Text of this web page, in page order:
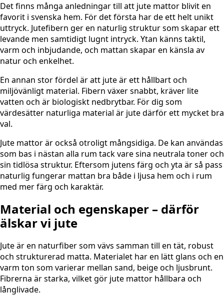
Det finns många anledningar till att jute mattor blivit en
favorit i svenska hem. För det första har de ett helt unikt
uttryck. Jutefibern ger en naturlig struktur som skapar ett
levande men samtidigt lugnt intryck. Ytan känns taktil,
varm och inbjudande, och mattan skapar en känsla av
natur och enkelhet.
En annan stor fördel är att jute är ett hållbart och
miljövänligt material. Fibern växer snabbt, kräver lite
vatten och är biologiskt nedbrytbar. För dig som
värdesätter naturliga material är jute därför ett mycket bra
val.
Jute mattor är också otroligt mångsidiga. De kan användas
som bas i nästan alla rum tack vare sina neutrala toner och
sin tidlösa struktur. Eftersom jutens färg och yta är så pass
naturlig fungerar mattan bra både i ljusa hem och i rum
med mer färg och karaktär.
Material och egenskaper – därför
älskar vi jute
Jute är en naturfiber som vävs samman till en tät, robust
och strukturerad matta. Materialet har en lätt glans och en
varm ton som varierar mellan sand, beige och ljusbrunt.
Fibrerna är starka, vilket gör jute mattor hållbara och
långlivade.